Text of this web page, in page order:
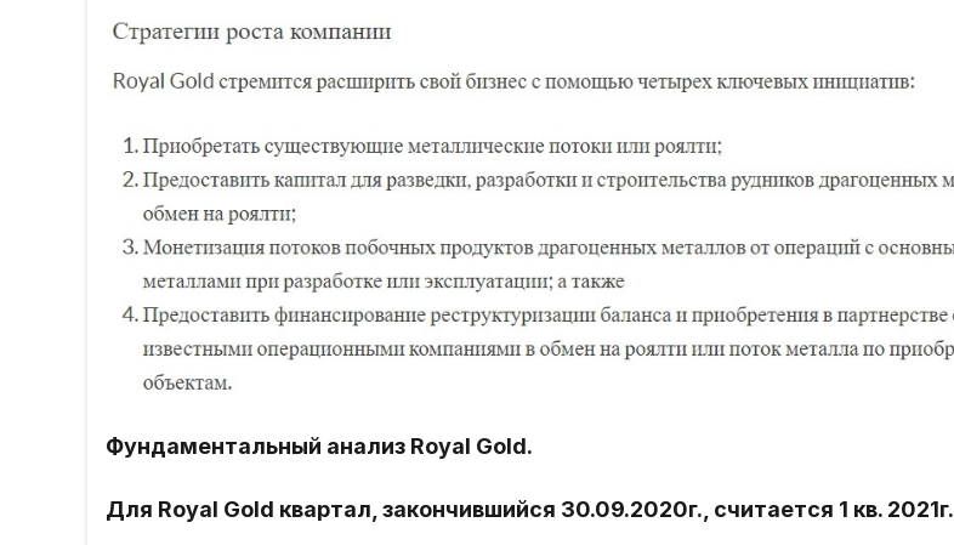
Фундаментальный анализ Royal Gold.
Для Royal Gold квартал, закончившийся 30.09.2020г., считается 1 кв. 2021г.